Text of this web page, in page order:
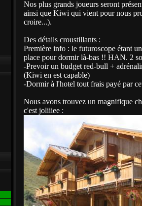
Nos plus grands joueurs seront
ainsi que Kiwi qui vient pour nous
croire...).
Des détails croustillants :
Première info : le futuroscope étant
place pour dormir là-bas !! HAN. 2
-Prevoir un budget red-bull +
(Kiwi en est capable)
-Dormir à l'hotel tout frais payé par
Nous avons trouvez un magnifique
c'est joliiiee :